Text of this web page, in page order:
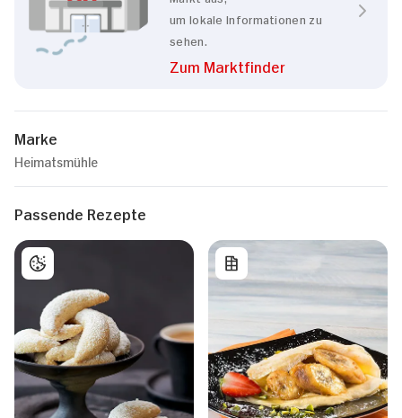
um lokale Informationen zu
sehen.
Zum Marktfinder
Marke
Heimatsmühle
Passende Rezepte